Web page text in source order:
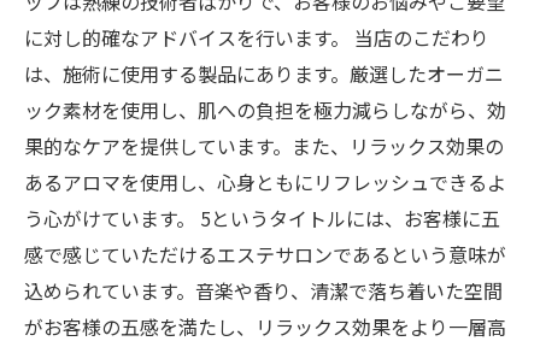
に対し的確なアドバイスを行います。 当店のこだわり
は、施術に使用する製品にあります。厳選したオーガニ
ック素材を使用し、肌への負担を極力減らしながら、効
果的なケアを提供しています。また、リラックス効果の
あるアロマを使用し、心身ともにリフレッシュできるよ
う心がけています。 5というタイトルには、お客様に五
感で感じていただけるエステサロンであるという意味が
込められています。音楽や香り、清潔で落ち着いた空間
がお客様の五感を満たし、リラックス効果をより一層高